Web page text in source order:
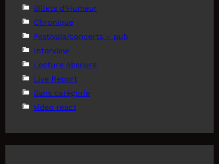
Billets d'Humeur
Chronique
Festivals/concerts – pub
Interview
Lecture obscure
Live Report
Sans catégorie
video react